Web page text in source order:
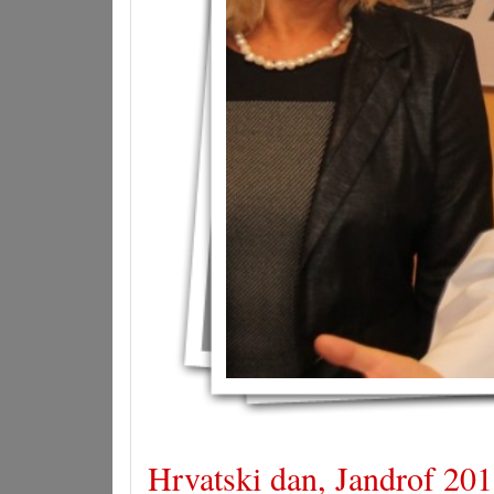
Hrvatski dan, Jandrof